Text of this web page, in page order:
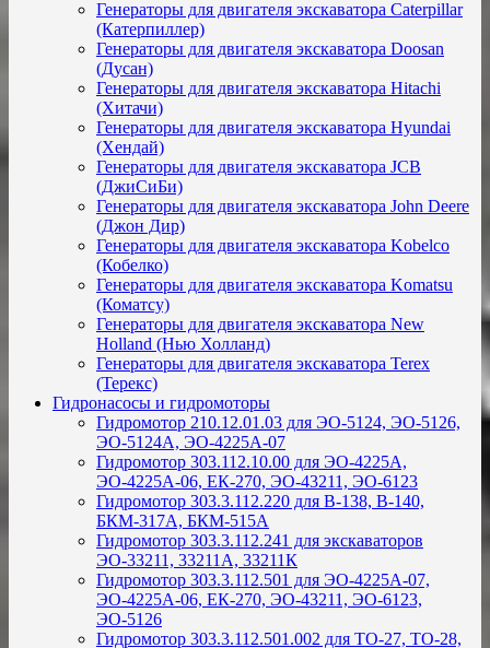
Генераторы для двигателя экскаватора Caterpillar
(Катерпиллер)
Генераторы для двигателя экскаватора Doosan
(Дусан)
Генераторы для двигателя экскаватора Hitachi
(Хитачи)
Генераторы для двигателя экскаватора Hyundai
(Хендай)
Генераторы для двигателя экскаватора JCB
(ДжиСиБи)
Генераторы для двигателя экскаватора John Deere
(Джон Дир)
Генераторы для двигателя экскаватора Kobelco
(Кобелко)
Генераторы для двигателя экскаватора Komatsu
(Коматсу)
Генераторы для двигателя экскаватора New
Holland (Нью Холланд)
Генераторы для двигателя экскаватора Terex
(Терекс)
Гидронасосы и гидромоторы
Гидромотор 210.12.01.03 для ЭО-5124, ЭО-5126,
ЭО-5124А, ЭО-4225А-07
Гидромотор 303.112.10.00 для ЭО-4225А,
ЭО-4225А-06, ЕК-270, ЭО-43211, ЭО-6123
Гидромотор 303.3.112.220 для В-138, В-140,
БКМ-317А, БКМ-515А
Гидромотор 303.3.112.241 для экскаваторов
ЭО-33211, 33211А, 33211К
Гидромотор 303.3.112.501 для ЭО-4225А-07,
ЭО-4225А-06, ЕК-270, ЭО-43211, ЭО-6123,
ЭО-5126
Гидромотор 303.3.112.501.002 для ТО-27, ТО-28,